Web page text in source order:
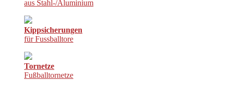
aus Stahl-/Aluminium
Kippsicherungen
für Fussballtore
Tornetze
Fußballtornetze